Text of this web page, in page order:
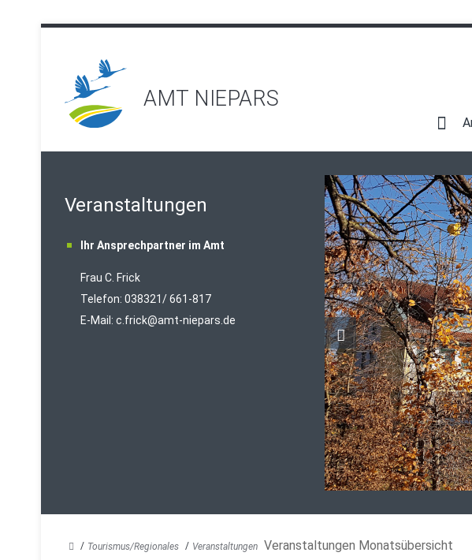
AMT NIEPARS
Veranstaltungen
Ihr Ansprechpartner im Amt
Frau C. Frick
Telefon: 038321/ 661-817
E-Mail: c.frick@amt-niepars.de
Tourismus/Regionales Veranstaltungen Veranstaltungen Monatsübersicht